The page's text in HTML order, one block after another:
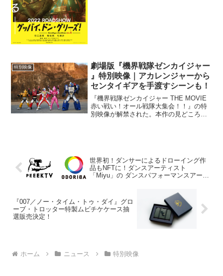
特別映像
劇場版『機界戦隊ゼンカイジャー
』特別映像｜アカレンジャーから
センタイギアを手渡すシーンも！
『機界戦隊ゼンカイジャー THE MOVIE
赤い戦い！オール戦隊大集会！！』の特
別映像が解禁された。本作の見どころと
世界初！ダンサーによるドローイング作
品もNFTに！ダンスアーティスト
「Miyu」の ダンスパフォーマンスアート
『007／ノー・タイム・トゥ・ダイ』グロ
ーブ・トロッター特製ムビチケケース抽
選販売決定！
ホーム ニュース 特別映像